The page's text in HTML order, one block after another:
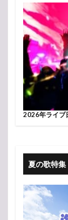
2026年ライブ
夏の歌特集